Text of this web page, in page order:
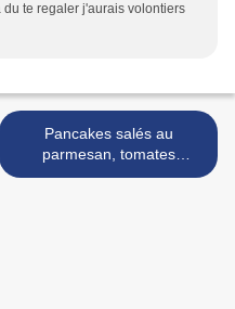
te regaler j'aurais volontiers
Pancakes salés au
parmesan, tomates
séchées et origan >